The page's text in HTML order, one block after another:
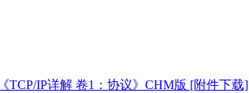
TCP/IP详解 卷1：协议》CHM版 [附件下载]